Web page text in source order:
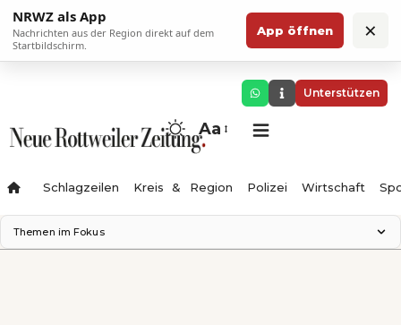
NRWZ als App
Nachrichten aus der Region direkt auf dem
Startbildschirm.
App öffnen ×
Unterstützen
Aa
Schlagzeilen Kreis & Region Polizei Wirtschaft
Themen im Fokus